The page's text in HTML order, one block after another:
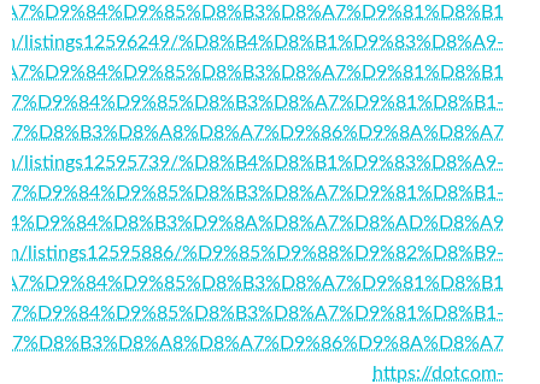
listings12596249/%D8%B4%D8%B1%D9%83%D8%A9-
listings12595739/%D8%B4%D8%B1%D9%83%D8%A9-
listings12595886/%D9%85%D9%88%D9%82%D8%B9-
https://dotcom-